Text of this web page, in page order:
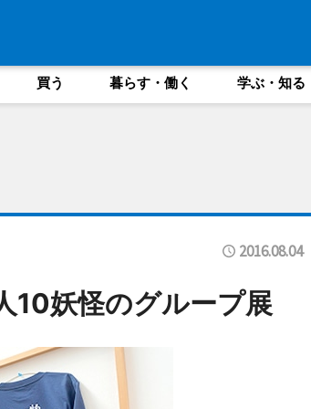
買う 暮らす・働く 学ぶ・知る
2016.08.04
妖怪のグループ展